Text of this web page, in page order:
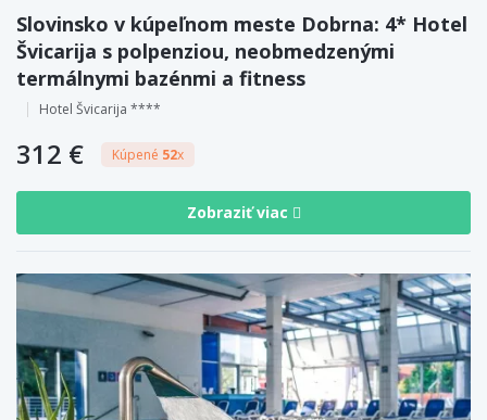
Slovinsko v kúpeľnom meste Dobrna: 4* Hotel
Švicarija s polpenziou, neobmedzenými
termálnymi bazénmi a fitness
Hotel Švicarija ****
312 € Kúpené 52x
Zobraziť viac